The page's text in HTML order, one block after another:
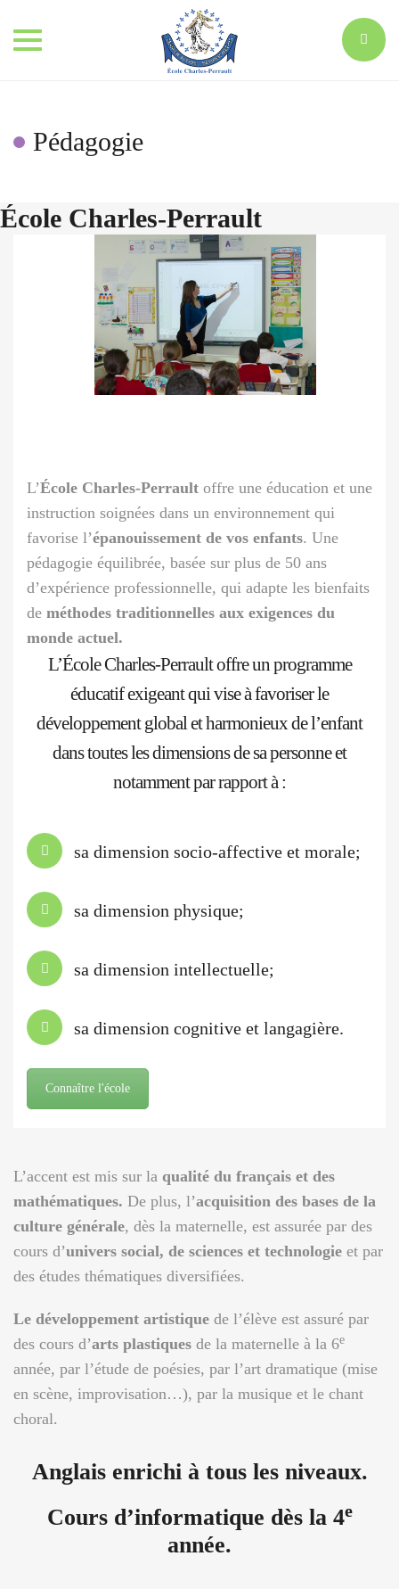
Toggle
Pédagogie
École Charles-Perrault
L’École Charles-Perrault offre une éducation et une
instruction soignées dans un environnement qui
favorise l’épanouissement de vos enfants. Une
pédagogie équilibrée, basée sur plus de 50 ans
d’expérience professionnelle, qui adapte les bienfaits
de méthodes traditionnelles aux exigences du
monde actuel.
L’École Charles-Perrault offre un programme
éducatif exigeant qui vise à favoriser le
développement global et harmonieux de l’enfant
dans toutes les dimensions de sa personne et
notamment par rapport à :
sa dimension socio-affective et morale;
sa dimension physique;
sa dimension intellectuelle;
sa dimension cognitive et langagière.
Connaître l'école
L’accent est mis sur la qualité du français et des
mathématiques. De plus, l’acquisition des bases de la
culture générale, dès la maternelle, est assurée par des
cours d’univers social, de sciences et technologie et par
des études thématiques diversifiées.
Le développement artistique de l’élève est assuré par
des cours d’arts plastiques de la maternelle à la 6e
année, par l’étude de poésies, par l’art dramatique (mise
en scène, improvisation…), par la musique et le chant
choral.
Anglais enrichi à tous les niveaux.
Cours d’informatique dès la 4e
année.